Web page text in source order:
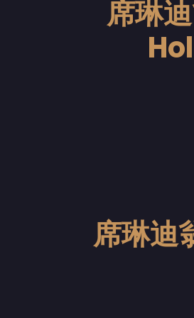
席琳
席琳迪